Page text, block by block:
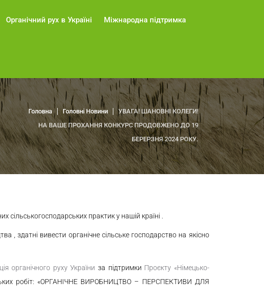
Органічний рух в Україні Міжнародна підтримка
Головна Головні Новини
УВАГА! ШАНОВНІ КОЛЕГИ!
НА ВАШЕ ПРОХАННЯ КОНКУРС ПРОДОВЖЕНО ДО 19
БЕРЕРЗНЯ 2024 РОКУ.
практик у нашій країні .
, здатні вивести органічне сільське господарство на якісно
органічного руху України за підтримки Проєкту «Німецько-
робіт: «ОРГАНІЧНЕ ВИРОБНИЦТВО – ПЕРСПЕКТИВИ ДЛЯ